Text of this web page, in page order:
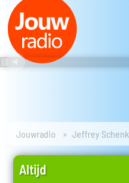
Jouwradio Jeffrey Schenk
Altijd